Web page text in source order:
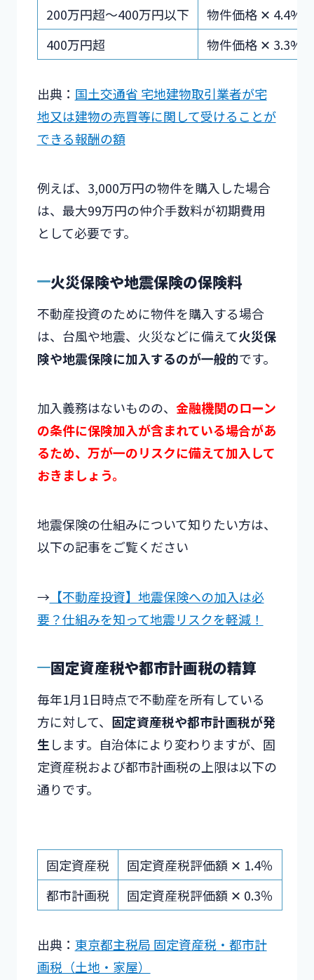
200万円超～400万円以下
物件価格 ✕ 4.4%
400万円超
物件価格 ✕ 3.3%
出典： 国土交通省 宅地建物取引業者が宅
地又は建物の売買等に関して受けることが
できる報酬の額
例えば、3,000万円の物件を購入した場合
は、最大99万円の仲介手数料が初期費用
として必要です。
火災保険や地震保険の保険料
不動産投資のために物件を購入する場合
は、台風や地震、火災などに備えて火災保
険や地震保険に加入するのが一般的です。
加入義務はないものの、 金融機関のローン
の条件に保険加入が含まれている場合があ
るため、万が一のリスクに備えて加入して
おきましょう。
地震保険の仕組みについて知りたい方は、
以下の記事をご覧ください
→ 【不動産投資】地震保険への加入は必
要？仕組みを知って地震リスクを軽減！
固定資産税や都市計画税の精算
毎年1月1日時点で不動産を所有している
方に対して、 固定資産税や都市計画税が発
生します。自治体により変わりますが、固
定資産税および都市計画税の上限は以下の
通りです。
固定資産税
固定資産税評価額 ✕ 1.4％
都市計画税
固定資産税評価額 ✕ 0.3％
出典： 東京都主税局 固定資産税・都市計
画税（土地・家屋）